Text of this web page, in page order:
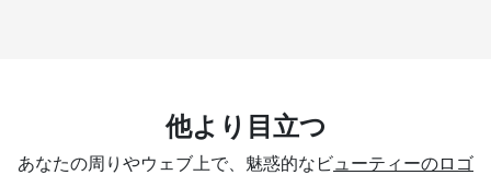
他より目立つ
あなたの周りやウェブ上で、魅惑的なビ ューティーのロゴ